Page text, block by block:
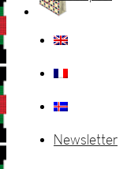
Newsletter